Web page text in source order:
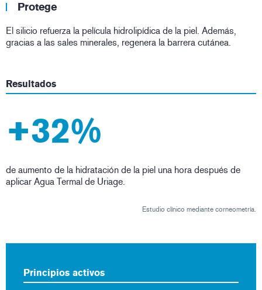
Protege
El silicio refuerza la película hidrolipídica de la piel. Además,
gracias a las sales minerales, regenera la barrera cutánea.
Resultados
+32%
de aumento de la hidratación de la piel una hora después de
aplicar Agua Termal de Uriage.
Estudio clínico mediante corneometría.
Principios activos